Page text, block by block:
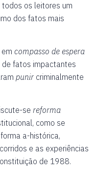
os leitores um
dos fatos mais
compasso de espera
fatos impactantes
punir criminalmente
se reforma
como se
a-histórica,
e as experiências
de 1988.